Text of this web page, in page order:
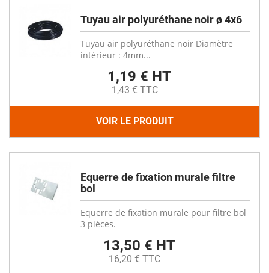
Tuyau air polyuréthane noir ø 4x6
Tuyau air polyuréthane noir Diamètre
intérieur : 4mm...
1,19 € HT
1,43 € TTC
VOIR LE PRODUIT
Equerre de fixation murale filtre
bol
Equerre de fixation murale pour filtre bol
3 pièces.
13,50 € HT
16,20 € TTC